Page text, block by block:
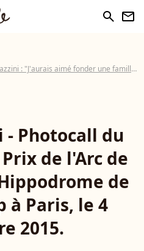
search newsletter
: "J'aurais aimé fonder une famille..."
- Photocall du
de l'Arc de
de
à Paris, le 4
2015.